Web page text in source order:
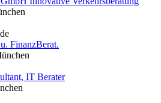
FinanzBerat.
IT Berater